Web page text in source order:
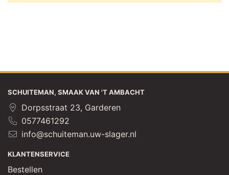
SCHUITEMAN, SMAAK VAN 'T AMBACHT
Dorpsstraat 23, Garderen
0577461292
info@schuiteman.uw-slager.nl
KLANTENSERVICE
Bestellen